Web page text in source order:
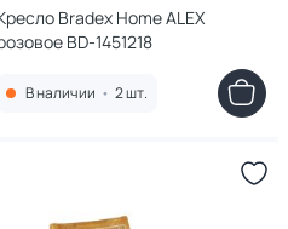
Bradex Home ALEX
BD-1451218
В наличии • 2 шт.